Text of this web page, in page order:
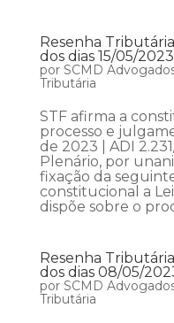
Resenha
dos dias 15/05/
por SCMD
Tributária
STF afirma a
processo e
de 2023 | ADI
Plenário, por
fixação da
constitucional a
dispõe sobre o
Resenha Tributária
dos dias 08/05/
por SCMD
Tributária